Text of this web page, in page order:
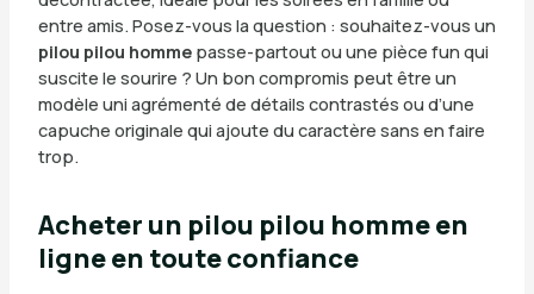
entre amis. Posez-vous la question : souhaitez-vous un
pilou pilou hommepasse-partout ou une pièce fun qui
suscite le sourire ? Un bon compromis peut être un
modèle uni agrémenté de détails contrastés ou d’une
capuche originale qui ajoute du caractère sans en faire
trop.
Acheter un pilou pilou homme en
ligne en toute confiance